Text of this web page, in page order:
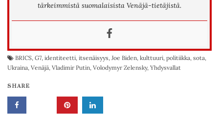
tärkeimmistä suomalaisista Venäjä-tietäjistä.
BRICS, G7, identiteetti, itsenäisyys, Joe Biden, kulttuuri, politiikka, sota,
Ukraina, Venäjä, Vladimir Putin, Volodymyr Zelensky, Yhdysvallat
SHARE